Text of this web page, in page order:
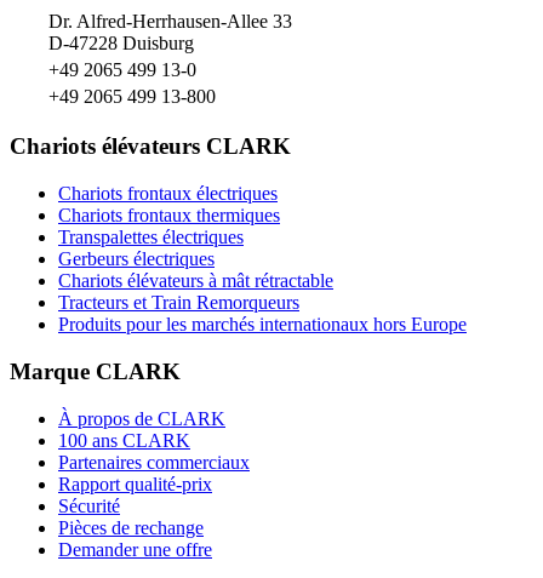
Dr. Alfred-Herrhausen-Allee 33
D-47228 Duisburg
+49 2065 499 13-0
+49 2065 499 13-800
Chariots élévateurs CLARK
Chariots frontaux électriques
Chariots frontaux thermiques
Transpalettes électriques
Gerbeurs électriques
Chariots élévateurs à mât rétractable
Tracteurs et Train Remorqueurs
Produits pour les marchés internationaux hors Europe
Marque CLARK
À propos de CLARK
100 ans CLARK
Partenaires commerciaux
Rapport qualité-prix
Sécurité
Pièces de rechange
Demander une offre